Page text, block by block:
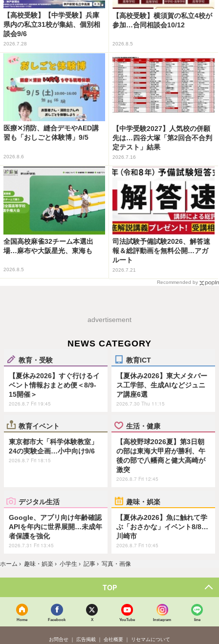
【高校受験】【中学受験】兵庫
県内の私立31校が集結、個別相
談会9/6
2026.7.28
【高校受験】横須賀の私立4校が
参加…合同相談会10/12
2026.8.5
医療✕消防、縫合デモやAED講
習も「おしごと体験博」9/5
2026.8.6
【中学受験2027】人気校の併願
先は…四谷大塚「第2回合不合判
定テスト」結果
2026.7.16
全国高校麻雀32チーム本選出
場…麻布や大阪星光、東海も
2026.8.5
司法試験予備試験2026、解答速
報＆総評動画を無料公開…アガ
ルート
2026.7.21
Recommended by
advertisement
NEWS CATEGORY
教育・受験
【夏休み2026】すぐ行けるイ
ベント情報おまとめ便＜8/9-
15開催＞
2026.8.7 Fri 19:45
教育ICT
【夏休み2026】東大メタバー
ス工学部、生成AIなどジュニ
ア講座6選
2026.7.30 Thu 11:15
教育イベント
東京都市大「科学体験教室」
24の実験企画…小中向け9/6
2026.8.7 Fri 18:15
生活・健康
【高校野球2026夏】第3日朝
の部は東海大甲府が勝利、午
後の部で八幡商と健大高崎が
激突
2026.8.7 Fri 12:45
デジタル生活
Google、アプリ向け年齢確認
APIを年内に世界展開…未成年
者保護を強化
2026.7.31 Fri 13:45
趣味・娯楽
【夏休み2026】魚に触れて学
ぶ「おさかな」イベント8/8…
川崎市
2026.8.7 Fri 10:45
ホーム › 趣味・娯楽 › 小学生 › 記事 › 写真・画像
TOP
Home Facebook X YouTube Instagram line
お問合せ 広告掲載 会社概要 リセマムについて